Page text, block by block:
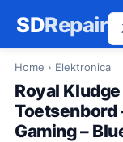
SDRepair
Home › Elektronica
Royal
Toetsenbord
Gaming –